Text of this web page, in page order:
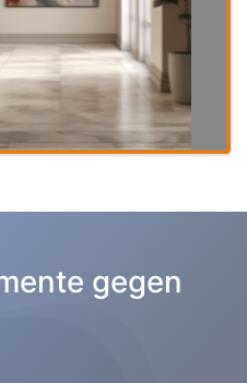
gegen